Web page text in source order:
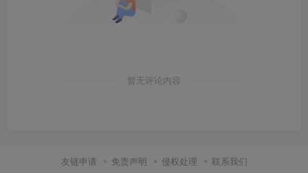
暂无评论内容
友链申请 免责声明 侵权处理 联系我们